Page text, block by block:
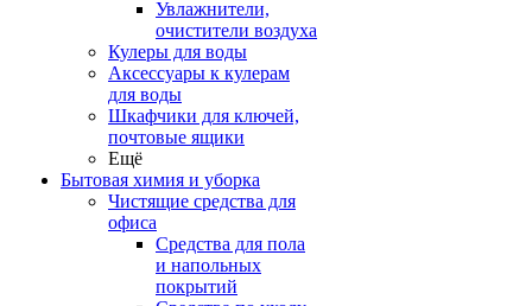
Увлажнители,
очистители воздуха
Кулеры для воды
Аксессуары к кулерам
для воды
Шкафчики для ключей,
почтовые ящики
Ещё
Бытовая химия и уборка
Чистящие средства для
офиса
Средства для пола
и напольных
покрытий